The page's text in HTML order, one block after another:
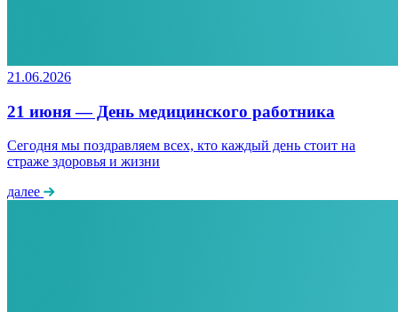
21.06.2026
21 июня — День медицинского работника
Сегодня мы поздравляем всех, кто каждый день стоит на
страже здоровья и жизни
далее